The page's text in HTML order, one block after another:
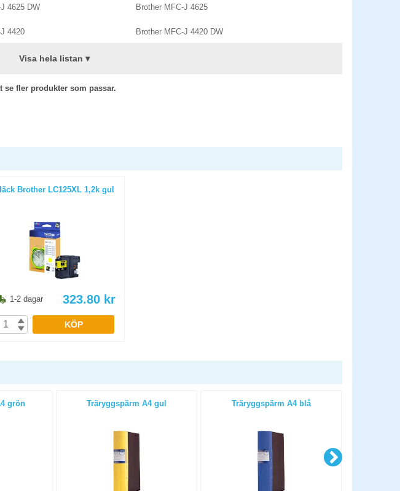
4625 DW Brother MFC-J 4625
4420 Brother MFC-J 4420 DW
Visa hela listan ▾
fler produkter som passar.
Brother LC125XL 1,2k gul
1-2 dagar 323.80 kr
KÖP
grön Träryggspärm A4 gul Träryggspärm A4 blå